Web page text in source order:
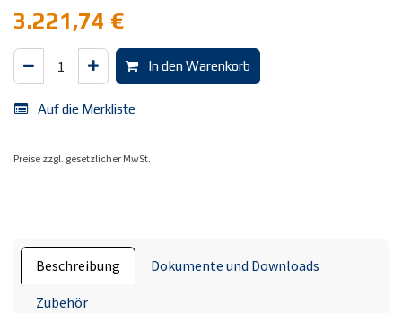
3.221,74 €
In den Warenkorb
Auf die Merkliste
Preise zzgl. gesetzlicher MwSt.
Beschreibung Dokumente und Downloads
Zubehör